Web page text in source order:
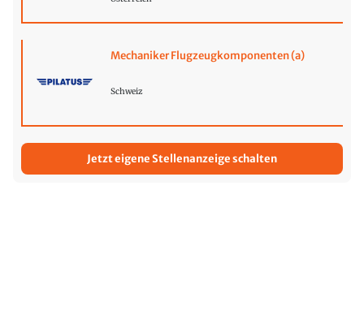
Mechaniker Flugzeugkomponenten (a)
Schweiz
Jetzt eigene Stellenanzeige schalten